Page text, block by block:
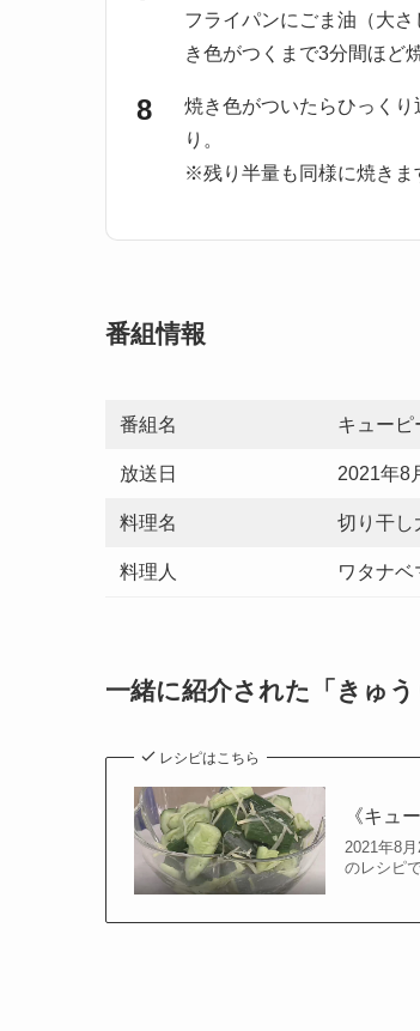
フライパンにごま油（大
き色がつくまで3分間ほど
焼き色がついたらひっく
り。
※残り半量も同様に焼きま
番組情報
番組名 キューピ
放送日 2021年8
料理名 切り干し
料理人 ワタナベ
一緒に紹介された「きゅ
レシピはこちら
《キュ
2021年8
のレシピ